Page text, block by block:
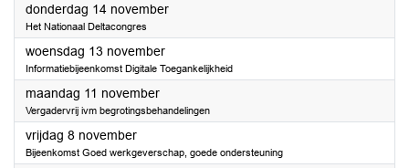
donderdag 14 november2024
Het Nationaal Deltacongres
woensdag 13 november2024
Informatiebijeenkomst Digitale Toegankelijkheid
maandag 11 november2024
Vergadervrij ivm begrotingsbehandelingen
vrijdag 8 november2024
Bijeenkomst Goed werkgeverschap, goede ondersteuning